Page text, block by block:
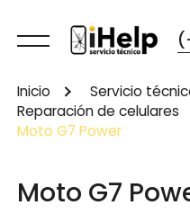
Inicio
Servicio
Reparación de celulares
Moto G7 Power
Moto G7